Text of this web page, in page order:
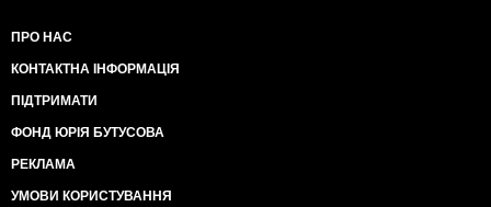
ПРО НАС
КОНТАКТНА ІНФОРМАЦІЯ
ПІДТРИМАТИ
ФОНД ЮРІЯ БУТУСОВА
РЕКЛАМА
УМОВИ КОРИСТУВАННЯ